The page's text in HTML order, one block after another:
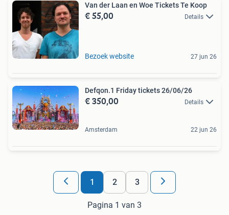
Van der Laan en Woe Tickets Te Koop
€ 55,00 Details
Bezoek website 27 jun 26
Defqon.1 Friday tickets 26/06/26
€ 350,00 Details
Amsterdam 22 jun 26
1 2 3
Pagina 1 van 3